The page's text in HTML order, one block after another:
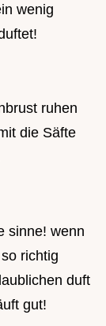
wenig
ruhen
die Säfte
sinne! wenn
richtig
duft
gut!